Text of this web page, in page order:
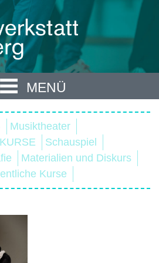
MENÜ
Musiktheater
KURSE
Schauspiel
Materialien und Diskurs
Kurse